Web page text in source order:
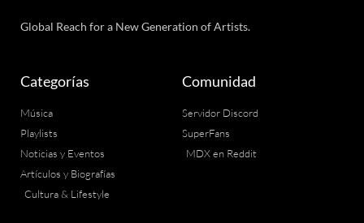
Global Reach for a New Generation of Artists.
Categorías
Música
Playlists
Noticias y Eventos
Artículos y Biografías
Cultura & Lifestyle
Comunidad
Servidor Discord
SuperFans
MDX en Reddit